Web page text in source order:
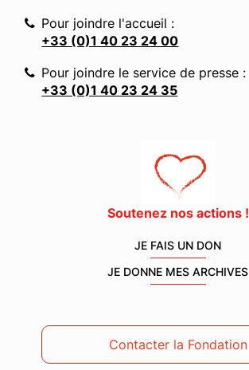
Pour joindre l'accueil :
+33 (0)1 40 23 24 00
Pour joindre le service de presse :
+33 (0)1 40 23 24 35
Soutenez nos actions !
JE FAIS UN DON
JE DONNE MES ARCHIVES
Contacter la Fondation